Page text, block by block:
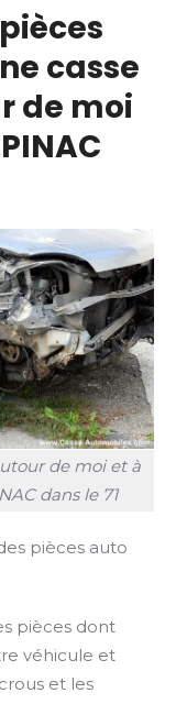
casse
de moi
de moi et à
dans le 71
pièces auto
pièces dont
véhicule et
et les